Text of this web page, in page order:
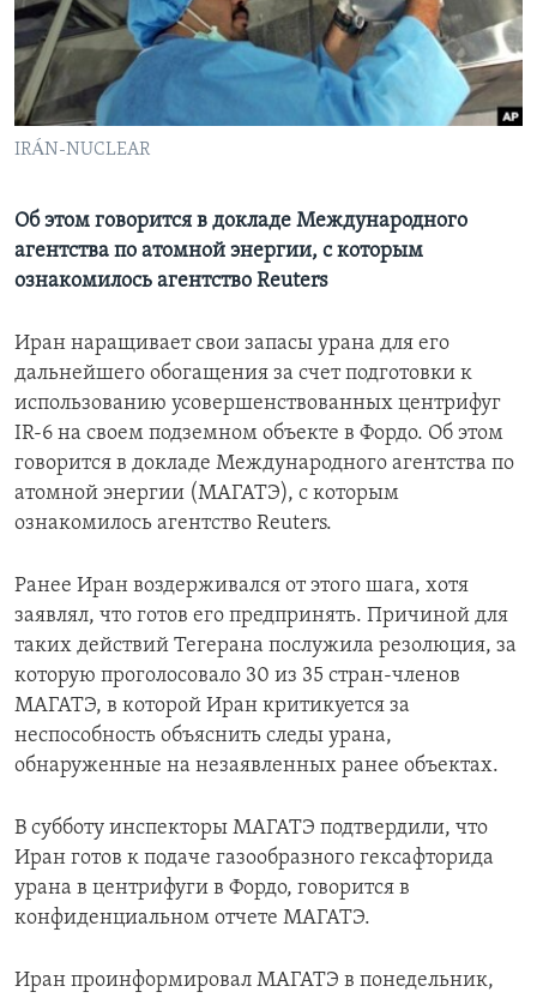
Learning English
СОЦИАЛЬНЫЕ СЕТИ
Языки
IRÁN-NUCLEAR
Об этом говорится в докладе Международного
агентства по атомной энергии, с которым
ознакомилось агентство Reuters
Иран наращивает свои запасы урана для его
дальнейшего обогащения за счет подготовки к
использованию усовершенствованных центрифуг
IR-6 на своем подземном объекте в Фордо. Об этом
говорится в докладе Международного агентства по
атомной энергии (МАГАТЭ), с которым
ознакомилось агентство Reuters.
Ранее Иран воздерживался от этого шага, хотя
заявлял, что готов его предпринять. Причиной для
таких действий Тегерана послужила резолюция, за
которую проголосовало 30 из 35 стран-членов
МАГАТЭ, в которой Иран критикуется за
неспособность объяснить следы урана,
обнаруженные на незаявленных ранее объектах.
В субботу инспекторы МАГАТЭ подтвердили, что
Иран готов к подаче газообразного гексафторида
урана в центрифуги в Фордо, говорится в
конфиденциальном отчете МАГАТЭ.
Иран проинформировал МАГАТЭ в понедельник,